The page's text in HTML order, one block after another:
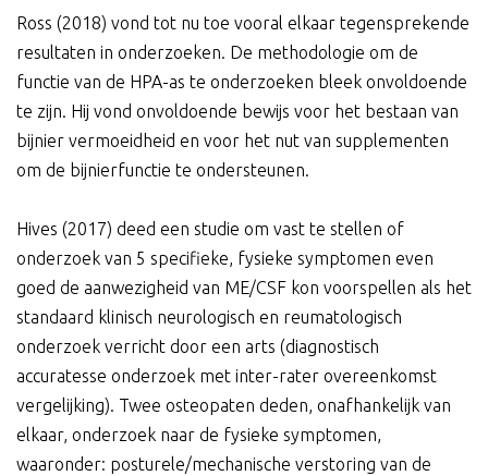
Ross (2018) vond tot nu toe vooral elkaar tegensprekende
resultaten in onderzoeken. De methodologie om de
functie van de HPA-as te onderzoeken bleek onvoldoende
te zijn. Hij vond onvoldoende bewijs voor het bestaan van
bijnier vermoeidheid en voor het nut van supplementen
om de bijnierfunctie te ondersteunen.
Hives (2017) deed een studie om vast te stellen of
onderzoek van 5 specifieke, fysieke symptomen even
goed de aanwezigheid van ME/CSF kon voorspellen als het
standaard klinisch neurologisch en reumatologisch
onderzoek verricht door een arts (diagnostisch
accuratesse onderzoek met inter-rater overeenkomst
vergelijking). Twee osteopaten deden, onafhankelijk van
elkaar, onderzoek naar de fysieke symptomen,
waaronder: posturele/mechanische verstoring van de